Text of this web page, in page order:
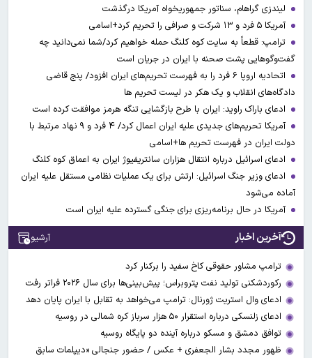
لیندزی گراهام، سناتور جمهوریخواه آمریکا درگذشت
آمریکا ۵ فرد و ۱۳ شرکت و صرافی را تحریم کرد+اسامی
ترامپ: قطعاً به سایت کوه کلنگ حمله خواهیم کرد/شما نمی‌دانید چه
گفت‌وگوهایی پشت صحنه با ایران در جریان است
اتحادیه اروپا ۶ فرد را به فهرست تحریم‌های ایران افزود/ پنج قاضی
دادگاه‌های انقلاب و یک هکر در لیست تحریم ها
ادعای باراک راوید: ایران با طرح بازگشایی تنگه هرمز موافقت کرده است
آمریکا تحریم‌های جدیدی علیه ایران اعمال کرد/ ۴ فرد و ۹ نهاد مرتبط با
دولت ایران در فهرست تحریم ها+اسامی
ادعای اسرائیل درباره انتقال هزاران سانتریفیوژ ایران به اعماق کوه کلنگ
ادعای وزیر جنگ اسرائیل: ارتش برای یک عملیات نظامی مستقل علیه ایران
آماده می‌شود
آمریکا در حال برنامه‌ریزی برای جنگی گسترده‌ علیه ایران است
آخرین اخبار آرشیو
ترامپ مشاور حقوقی کاخ سفید را برکنار کرد
رکوردشکنی تولید نفت پتروبراس؛ پیش‌بینی‌ها برای سال ۲۰۲۶ فراتر رفت
ادعای وال‌ استریت ژورنال: ترامپ می‌خواهد به تقابل با ایران پایان دهد
ادعای زلنسکی درباره استقرار ۵۰ هزار سرباز کره شمالی در روسیه
توافق دمشق و مسکو درباره آینده دو پایگاه روسیه
ظهور مجدد بشار الجعفری + عکس / حضور جنجالی «دیپلمات سابق